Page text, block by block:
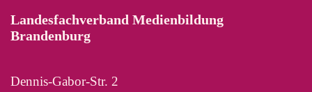
Landesfachverband Medienbildung
Brandenburg
Dennis-Gabor-Str. 2